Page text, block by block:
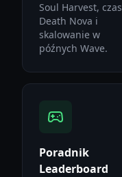
Soul Harvest, czas
Death Nova i
skalowanie w
późnych Wave.
Poradnik
Leaderboard